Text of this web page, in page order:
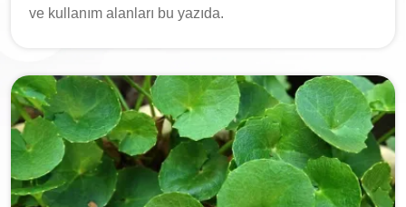
ve kullanım alanları bu yazıda.